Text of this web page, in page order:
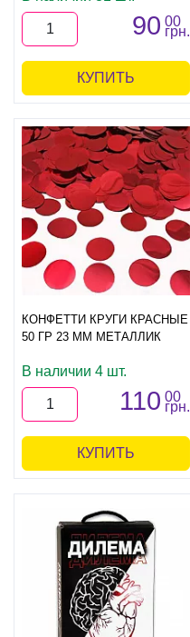
90 00
грн.
КУПИТЬ
КОНФЕТТИ КРУГИ КРАСНЫЕ
50 ГР 23 ММ МЕТАЛЛИК
В наличии 4 шт.
110 00
грн.
КУПИТЬ